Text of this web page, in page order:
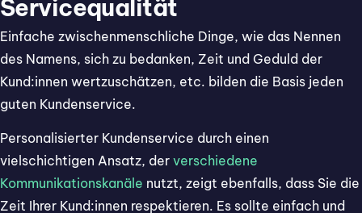
Servicequalität
Einfache zwischenmenschliche Dinge, wie das Nennen
des Namens, sich zu bedanken, Zeit und Geduld der
Kund:innen wertzuschätzen, etc. bilden die Basis jeden
guten Kundenservice.
Personalisierter Kundenservice durch einen
vielschichtigen Ansatz, der verschiedene
Kommunikationskanäle nutzt, zeigt ebenfalls, dass Sie die
Zeit Ihrer Kund:innen respektieren. Es sollte einfach und